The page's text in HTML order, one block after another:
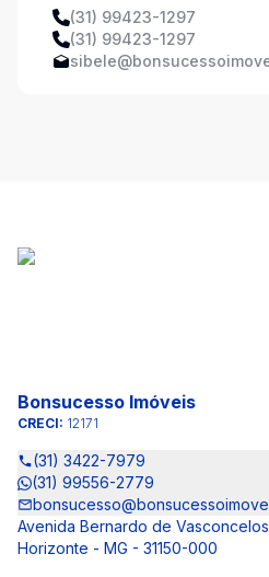
(31) 99423-1297
(31) 99423-1297
Bonsucesso Imóveis
CRECI: 12171
(31) 3422-7979
(31) 99556-2779
Avenida Bernardo de
Horizonte - MG - 31150-000